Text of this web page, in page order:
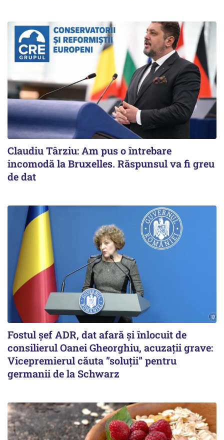
Claudiu Târziu: Am pus o întrebare
incomodă la Bruxelles. Răspunsul va fi greu
de dat
Fostul șef ADR, dat afară și înlocuit de
consilierul Oanei Gheorghiu, acuzații grave:
Vicepremierul căuta ”soluții” pentru
germanii de la Schwarz